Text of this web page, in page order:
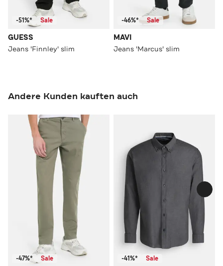
-51%* Sale
GUESS
Jeans 'Finnley' slim
-46%* Sale
MAVI
Jeans 'Marcus' slim
Andere Kunden kauften auch
-47%* Sale -41%* Sale